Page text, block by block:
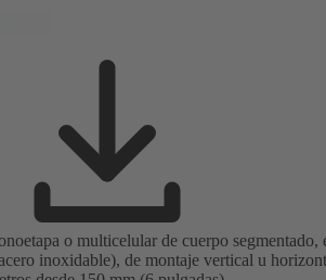
o multicelular de cuerpo segmentado,
inoxidable), de montaje vertical u